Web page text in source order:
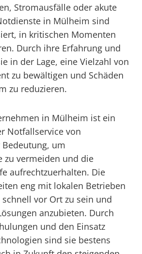
Stromausfälle oder akute
in Mülheim sind
in kritischen Momenten
Durch ihre Erfahrung und
in der Lage, eine Vielzahl von
zu bewältigen und Schäden
zu reduzieren.
in Mülheim ist ein
Notfallservice von
um
zu vermeiden und die
aufrechtzuerhalten. Die
eng mit lokalen Betrieben
vor Ort zu sein und
anzubieten. Durch
und den Einsatz
sind sie bestens